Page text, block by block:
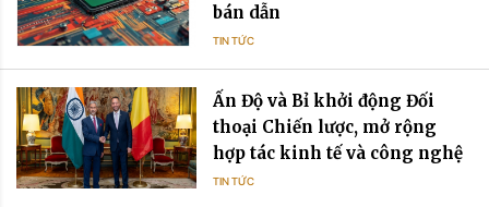
bán dẫn
TIN TỨC
Ấn Độ và Bỉ khởi động Đối
thoại Chiến lược, mở rộng
hợp tác kinh tế và công nghệ
TIN TỨC